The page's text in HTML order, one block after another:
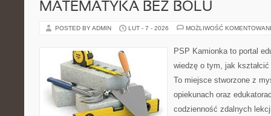
MATEMATYKA BEZ BÓLU
POSTED BY ADMIN LUT - 7 - 2026 MOŻLIWOŚĆ
PSP Kamionka to portal
wiedzę o tym, jak
To miejsce stworzone z
opiekunach oraz
codzienność zdalnych